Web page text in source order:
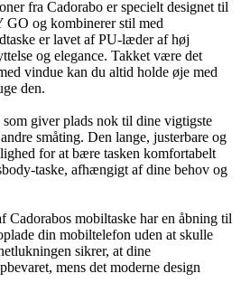
fra Cadorabo er specielt designet til
og kombinerer stil med
er lavet af PU-læder af høj
og elegance. Takket være det
vindue kan du altid holde øje med
den.
som giver plads nok til dine vigtigste
småting. Den lange, justerbare og
for at bære tasken komfortabelt
taske, afhængigt af dine behov og
Cadorabos mobiltaske har en åbning til
din mobiltelefon uden at skulle
sikrer, at dine
mens det moderne design